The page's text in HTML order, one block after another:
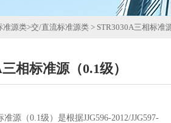
准源类>交/直流标准源类 > STR3030A三相标准
相标准源（0.1级）
准源（0.1级）是根据JJG596-2012/JJG597-